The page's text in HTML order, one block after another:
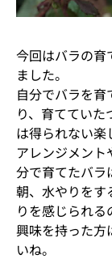
今回はバラの育
ました。
自分でバラを
り、育ててい
は得られない楽
アレンジメン
分で育てたバラ
朝、水やりをす
りを感じられる
興味を持った方
いね。